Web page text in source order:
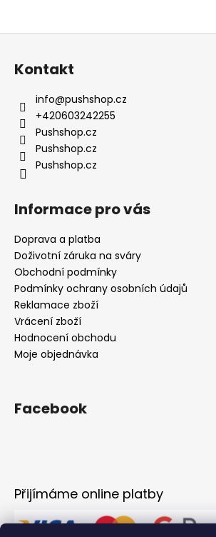
TRÉNINKOVÝ
ELEMENT
Kč
Kontakt
info@pushshop.cz
+420603242255
Pushshop.cz
Pushshop.cz
Pushshop.cz
Informace pro vás
Doprava a platba
Doživotní záruka na sváry
Obchodní podmínky
Podmínky ochrany osobních údajů
Reklamace zboží
Vrácení zboží
Hodnocení obchodu
Moje objednávka
Facebook
Přijímáme online platby